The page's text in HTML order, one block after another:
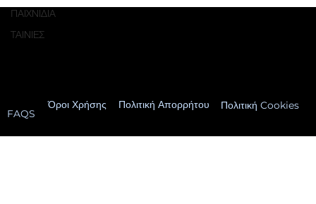
ΠΑΙΧΝΙΔΙΑ
ΤΑΙΝΙΕΣ
FAQS
Όροι Χρήσης Πολιτική Απορρήτου Πολιτική Cookies